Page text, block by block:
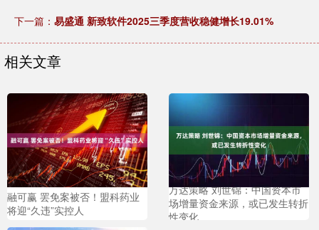
下一篇： 易盛通 新致软件2025三季度营收稳健增长19.01%
相关文章
融可赢 罢免案被否！盟科药业
将迎“久违”实控人
万达策略 刘世锦：中国资本市
场增量资金来源，或已发生转折
性变化